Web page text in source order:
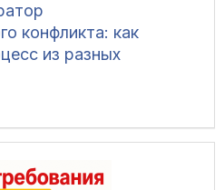
конфликта: как
из разных